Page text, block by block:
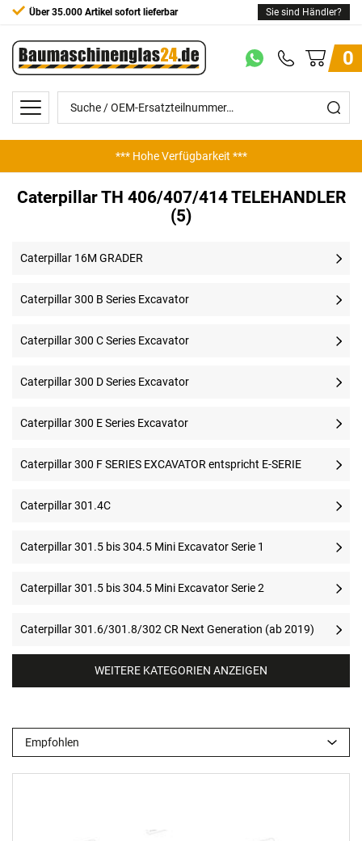
Über 35.000 Artikel sofort lieferbar Sie sind Händler?
0
*** Hohe Verfügbarkeit ***
Caterpillar TH 406/407/414 TELEHANDLER
(5)
Caterpillar 16M GRADER
Caterpillar 300 B Series Excavator
Caterpillar 300 C Series Excavator
Caterpillar 300 D Series Excavator
Caterpillar 300 E Series Excavator
Caterpillar 300 F SERIES EXCAVATOR entspricht E-SERIE
Caterpillar 301.4C
Caterpillar 301.5 bis 304.5 Mini Excavator Serie 1
Caterpillar 301.5 bis 304.5 Mini Excavator Serie 2
Caterpillar 301.6/301.8/302 CR Next Generation (ab 2019)
WEITERE KATEGORIEN ANZEIGEN